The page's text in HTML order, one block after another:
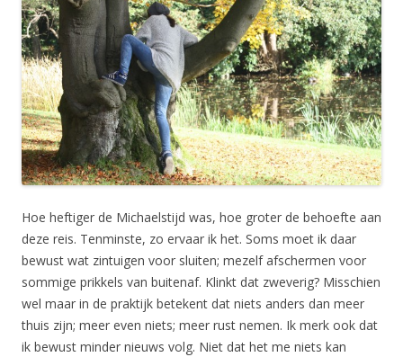
Hoe heftiger de Michaelstijd was, hoe groter de behoefte aan
deze reis. Tenminste, zo ervaar ik het. Soms moet ik daar
bewust wat zintuigen voor sluiten; mezelf afschermen voor
sommige prikkels van buitenaf. Klinkt dat zweverig? Misschien
wel maar in de praktijk betekent dat niets anders dan meer
thuis zijn; meer even niets; meer rust nemen. Ik merk ook dat
ik bewust minder nieuws volg. Niet dat het me niets kan